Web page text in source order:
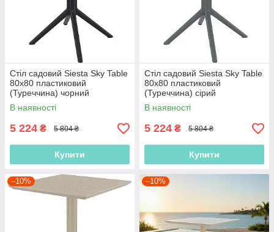
Стіл садовий Siesta Sky Table
80x80 пластиковий
(Туреччина) чорний
В наявності
5 224 ₴ 5 804 ₴
Купити
Стіл садовий Siesta Sky Table
80x80 пластиковий
(Туреччина) сірий
В наявності
5 224 ₴ 5 804 ₴
Купити
–10% –10%